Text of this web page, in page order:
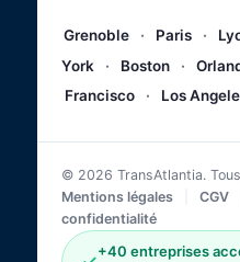
Grenoble · Paris ·
York
· Boston ·
Francisco
· Los
© 2026 TransAtlantia.
Mentions légales
CGV
confidentialité
+40 entreprises